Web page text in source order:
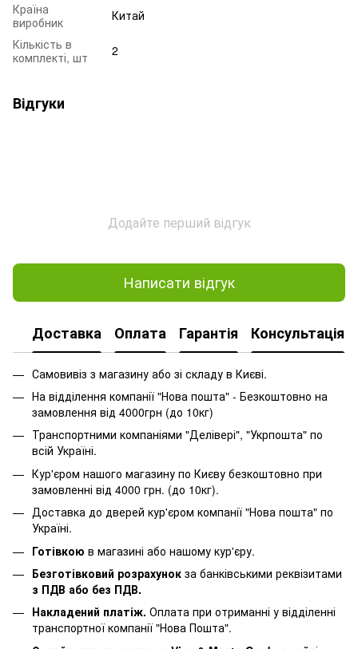
Країна
виробник
Китай
Кількість в
комплекті, шт
2
Відгуки
Додайте перший відгук
Написати відгук
Доставка Оплата Гарантія Консультація
Самовивіз з магазину або зі складу в Києві.
На відділення компанії "Нова пошта" - Безкоштовно на
замовлення від 4000грн (до 10кг)
Транспортними компаніями "Делівері", "Укрпошта" по
всій Україні.
Кур'єром нашого магазину по Києву безкоштовно при
замовленні від 4000 грн. (до 10кг).
Доставка до дверей кур'єром компанії "Нова пошта" по
Україні.
Готівкою в магазині або нашому кур'єру.
Безготівковий розрахунок за банківськими реквізитами
з ПДВ або без ПДВ.
Накладений платіж. Оплата при отриманні у відділенні
транспортної компанії "Нова Пошта".